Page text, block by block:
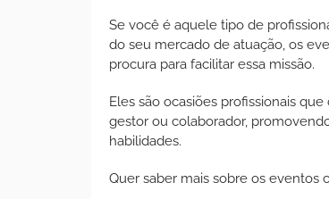
Se você é aquele tipo de
do seu mercado de atuação, os
procura para facilitar essa missão.
Eles são ocasiões profissionais
gestor ou colaborador,
habilidades.
Quer saber mais sobre os eventos